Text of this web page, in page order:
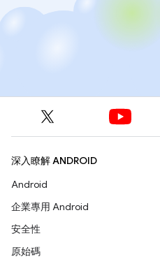
深入瞭解 ANDROID
Android
企業專用 Android
安全性
原始碼